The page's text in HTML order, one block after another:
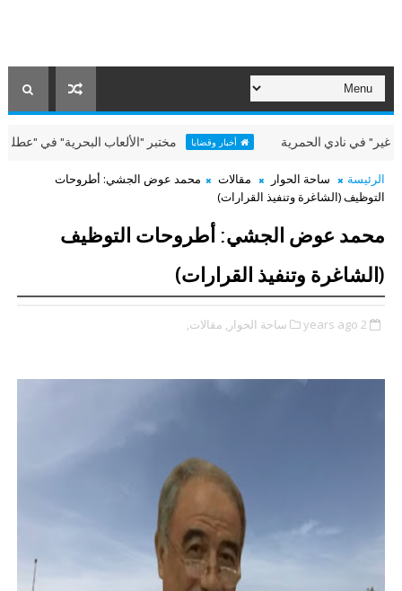
نادي الحمرية أخبار وقضايا مختبر "الألعاب البحرية" في "عطلتنا غير"
الرئيسة ساحة الحوار مقالات
محمد عوض الجشي: أطروحات
التوظيف (الشاغرة وتنفيذ القرارات)
محمد عوض الجشي: أطروحات التوظيف
(الشاغرة وتنفيذ القرارات)
2 years ago ساحة الحوار, مقالات,